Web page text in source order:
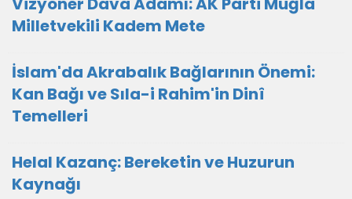
Milletvekili Kadem Mete
İslam'da Akrabalık Bağlarının Önemi:
Kan Bağı ve Sıla-i Rahim'in Dinî
Temelleri
Helal Kazanç: Bereketin ve Huzurun
Kaynağı